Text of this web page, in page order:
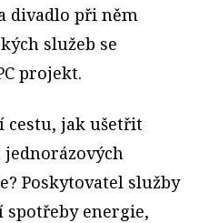
divadlo při něm
služeb se
projekt.
cestu, jak ušetřit
jednorázových
Poskytovatel služby
energie,